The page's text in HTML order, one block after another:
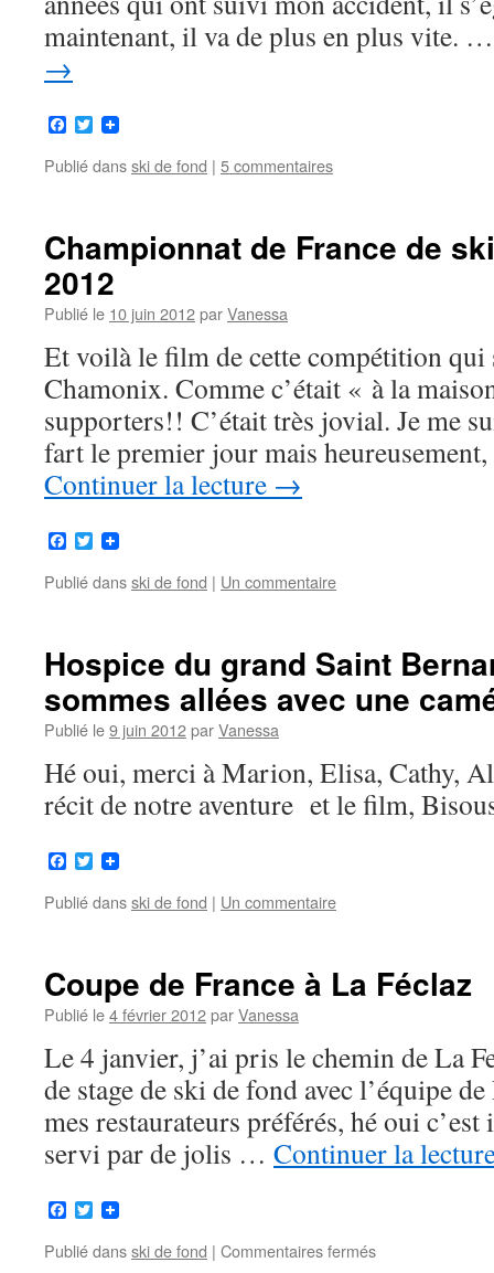
maintenant, il va de plus en plus vite.
→
Facebook
Twitter
Publié dansski de fond | 5 commentaires
Championnat de France de
2012
Publié le 10 juin 2012parVanessa
Et voilà le film de cette compétition qui
Chamonix. Comme c’était « à la
supporters!! C’était très jovial. Je me
fart le premier jour mais
Continuer la lecture →
Facebook
Twitter
Publié dansski de fond | Un commentaire
Hospice du grand Saint
sommes allées avec une
Publié le9 juin 2012parVanessa
Hé oui, merci à Marion, Elisa, Cathy,
récit de notre aventure et le film,
Facebook
Twitter
Publié dansski de fond | Un commentaire
Coupe de France à La Féclaz
Publié le4 février 2012parVanessa
Le 4 janvier, j’ai pris le chemin de La
de stage de ski de fond avec l’équipe
mes restaurateurs préférés, hé oui
servi par de jolis … Continuer la
Facebook
Twitter
Publié dansski de fond | Commentaires fermés